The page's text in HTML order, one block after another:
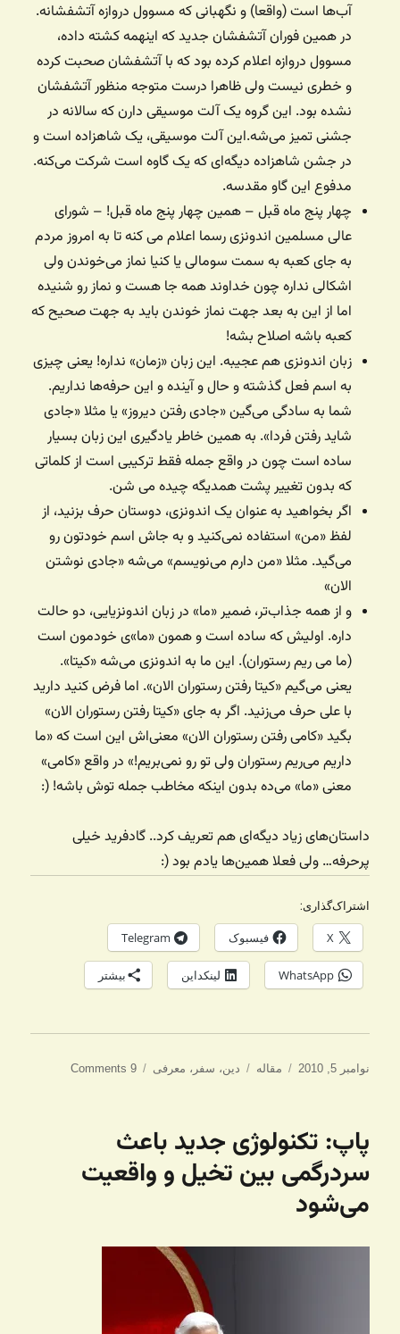
آب‌ها است (واقعا) و نگهبانی که مسوول دروازه آتشفشانه.
در همین فوران آتشفشان جدید که اینهمه کشته داده،
مسوول دروازه اعلام کرده بود که با آتشفشان صحبت کرده
و خطری نیست ولی ظاهرا درست متوجه منظور آتشفشان
نشده بود. این گروه یک آلت موسیقی دارن که سالانه در
جشنی تمیز می‌شه.این آلت موسیقی، یک شاهزاده است و
در جشن شاهزاده دیگه‌ای که یک گاوه است شرکت می‌کنه.
مدفوع این گاو مقدسه.
چهار پنج ماه قبل – همین چهار پنج ماه قبل! – شورای
عالی مسلمین اندونزی رسما اعلام می کنه تا به امروز مردم
به جای کعبه به سمت سومالی یا کنیا نماز می‌خوندن ولی
اشکالی نداره چون خداوند همه جا هست و نماز رو شنیده
اما از این به بعد جهت نماز خوندن باید به جهت صحیح که
کعبه باشه اصلاح بشه!
زبان اندونزی هم عجیبه. این زبان «زمان» نداره! یعنی چیزی
به اسم فعل گذشته و حال و آینده و این حرفه‌ها نداریم.
شما به سادگی می‌گین «جادی رفتن دیروز» یا مثلا «جادی
شاید رفتن فردا». به همین خاطر یادگیری این زبان بسیار
ساده است چون در واقع جمله فقط ترکیبی است از کلماتی
که بدون تغییر پشت همدیگه چیده می شن.
اگر بخواهید به عنوان یک اندونزی، دوستان حرف بزنید، از
لفظ «من» استفاده نمی‌کنید و به جاش اسم خودتون رو
می‌گید. مثلا «من دارم می‌نویسم» می‌شه «جادی نوشتن
الان»
و از همه جذاب‌تر، ضمیر «ما» در زبان اندونزیایی، دو حالت
داره. اولیش که ساده است و همون «ما»ی خودمون است
(ما می ریم رستوران). این ما به اندونزی می‌شه «کیتا».
یعنی می‌گیم «کیتا رفتن رستوران الان». اما فرض کنید دارید
با علی حرف می‌زنید. اگر به جای «کیتا رفتن رستوران الان»
بگید «کامی رفتن رستوران الان» معنی‌اش این است که «ما
داریم می‌ریم رستوران ولی تو رو نمی‌بریم!» در واقع «کامی»
معنی «ما» می‌ده بدون اینکه مخاطب جمله توش باشه! (:
داستان‌های زیاد دیگه‌ای هم تعریف کرد.. گادفرید خیلی
پرحرفه… ولی فعلا همین‌ها یادم بود (:
اشتراک‌گذاری:
X فیسبوک Telegram
WhatsApp لینکداین بیشتر
ارسال
نوامبر 5, 2010 دسته‌ها
مقاله برچسب‌ها
دین، سفر ، معرفی 9 Comments
پاپ: تکنولوژی جدید باعث
سردرگمی بین تخیل و واقعیت
می‌شود